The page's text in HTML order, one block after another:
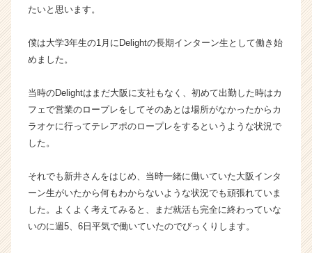
ト
く
就
サ
チ
ア
キ
ャ
たいと思います。
僕は大学3年生の1月にDelightの長期インターン生として働き始
めました。
当時のDelightはまだ大阪に支社もなく、初めて出勤した時はカ
フェで営業のロープレをしてそのあとは場所がなかったからカ
ラオケに行ってテレアポのロープレをするというような状況で
した。
それでも新井さんをはじめ、当時一緒に働いていた大阪インタ
ーン生がいたから何もわからないような状況でも頑張れていま
した。よくよく考えてみると、まだ就活も完全に終わっていな
いのに週5、6日平気で働いていたのでびっくりします。